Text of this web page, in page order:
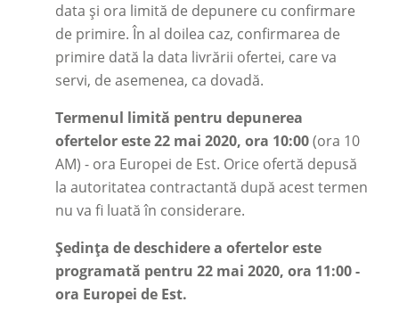
data și ora limită de depunere cu confirmare
de primire. În al doilea caz, confirmarea de
primire dată la data livrării ofertei, care va
servi, de asemenea, ca dovadă.
Termenul limită pentru depunerea
ofertelor este22 mai 2020, ora 10:00(ora 10
AM) - ora Europei de Est. Orice ofertă depusă
la autoritatea contractantă după acest termen
nu va fi luată în considerare.
Ședința de deschidere a ofertelor este
programată pentru 22 mai 2020, ora 11:00-
ora Europei de Est.